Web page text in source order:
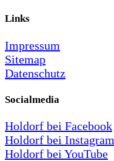
Links
Impressum
Sitemap
Datenschutz
Socialmedia
Holdorf bei Facebook
Holdorf bei Instagram
Holdorf bei YouTube